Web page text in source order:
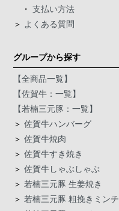
・支払い方法
＞ よくある質問
グループから探す
【全商品一覧】
【佐賀牛：一覧】
【若楠三元豚：一覧】
＞佐賀牛ハンバーグ
＞佐賀牛焼肉
＞佐賀牛すき焼き
＞佐賀牛しゃぶしゃぶ
＞若楠三元豚 生姜焼き
＞若楠三元豚 粗挽きミンチ